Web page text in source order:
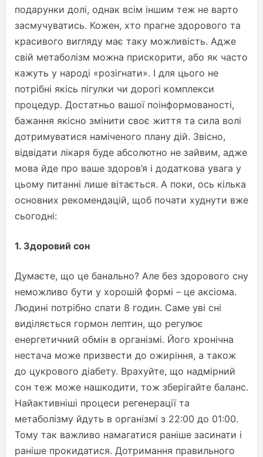
подарунки долі, однак всім іншим теж не варто
засмучуватись. Кожен, хто прагне здорового та
красивого вигляду має таку можливість. Адже
свій метаболізм можна прискорити, або як часто
кажуть у народі «розігнати». І для цього не
потрібні якісь пігулки чи дорогі комплекси
процедур. Достатньо вашої поінформованості,
бажання якісно змінити своє життя та сила волі
дотримуватися наміченого плану дій. Звісно,
відвідати лікаря буде абсолютно не зайвим, адже
мова йде про ваше здоров’я і додаткова увага у
цьому питанні лише вітається. А поки, ось кілька
основних рекомендацій, щоб почати худнути вже
сьогодні:
1. Здоровий сон
Думаєте, що це банально? Але без здорового сну
неможливо бути у хорошій формі – це аксіома.
Людині потрібно спати 8 годин. Саме уві сні
виділяється гормон лептин, що регулює
енергетичний обмін в організмі. Його хронічна
нестача може призвести до ожиріння, а також
до цукрового діабету. Врахуйте, що надмірний
сон теж може нашкодити, тож зберігайте баланс.
Найактивніші процеси регенерації та
метаболізму йдуть в організмі з 22:00 до 01:00.
Тому так важливо намагатися раніше засинати і
раніше прокидатися. Дотримання правильного